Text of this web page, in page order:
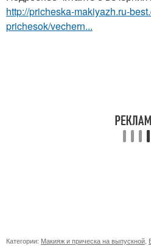
http://pricheska-makiyazh.ru-
prichesok/vechern...
Категории: Макияж и прическа на выпускной